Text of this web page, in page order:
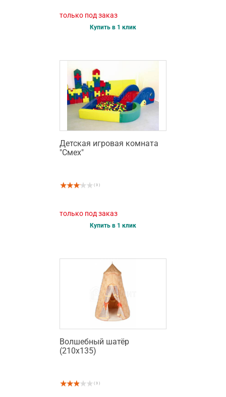
только под заказ
Купить в 1 клик
Детская игровая комната
"Смех"
( 3 )
только под заказ
Купить в 1 клик
Волшебный шатёр
(210х135)
( 3 )